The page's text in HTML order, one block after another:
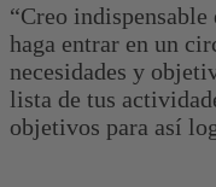
“Creo
haga entrar en un
necesidades y
lista de tus
objetivos para así